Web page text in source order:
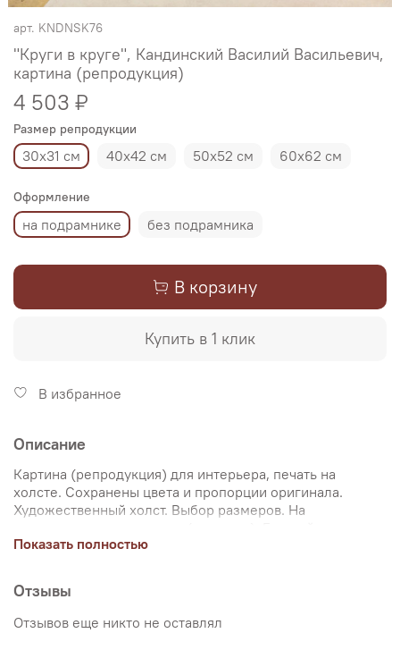
арт. KNDNSK76
"Круги в круге", Кандинский Василий Васильевич,
картина (репродукция)
4 503 ₽
Размер репродукции
30х31 см 40х42 см 50х52 см 60х62 см
Оформление
на подрамнике без подрамника
В корзину
Купить в 1 клик
В избранное
Описание
Картина (репродукция) для интерьера, печать на
холсте. Сохранены цвета и пропорции оригинала.
Художественный холст. Выбор размеров. На
натяжка на подрамник, не требует оформления в багет.
магазин "Настене.рф" создан для ценителей живописи.
Мы сами изготавливаем репродукции картин и уделяем
особое внимание передаче цветов и сохранению
пропорций картин. Покупая репродукцию в интернет-
Показать полностью
Отзывы
Отзывов еще никто не оставлял